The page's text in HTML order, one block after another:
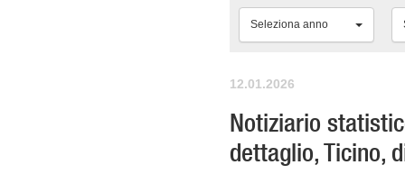
Seleziona anno
12.01.2026
Notiziario
dettaglio, Ticino,